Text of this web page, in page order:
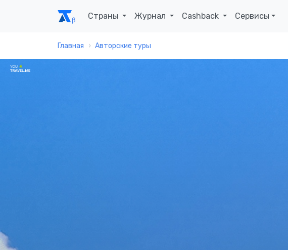
Страны Журнал Cashback Сервисы
Главная Авторские туры